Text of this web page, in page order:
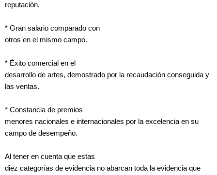
reputación.
* Gran salario comparado con
otros en el mismo campo.
* Éxito comercial en el
desarrollo de artes, demostrado por la recaudación conseguida y
las ventas.
* Constancia de premios
menores nacionales e internacionales por la excelencia en su
campo de desempeño.
Al tener en cuenta que estas
diez categorías de evidencia no abarcan toda la evidencia que